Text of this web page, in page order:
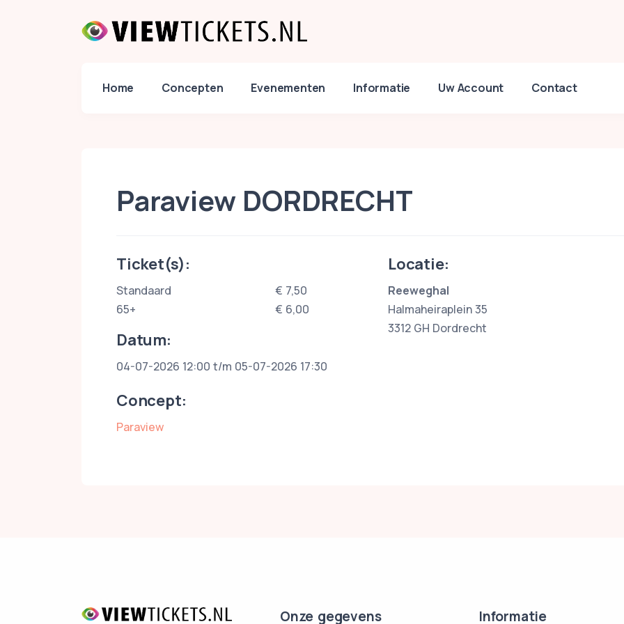
Home Concepten Evenementen Informatie Uw Account Contact
Paraview DORDRECHT
Ticket(s):
Standaard
€ 7,50
65+
€ 6,00
Datum:
04-07-2026 12:00 t/m 05-07-2026 17:30
Concept:
Paraview
Locatie:
Reeweghal
Halmaheiraplein 35
3312 GH Dordrecht
Onze gegevens Informatie